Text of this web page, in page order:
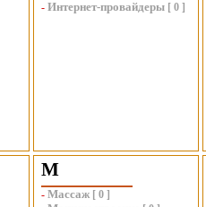
- Интернет-провайдеры [ 0 ]
М
- Массаж [ 0 ]